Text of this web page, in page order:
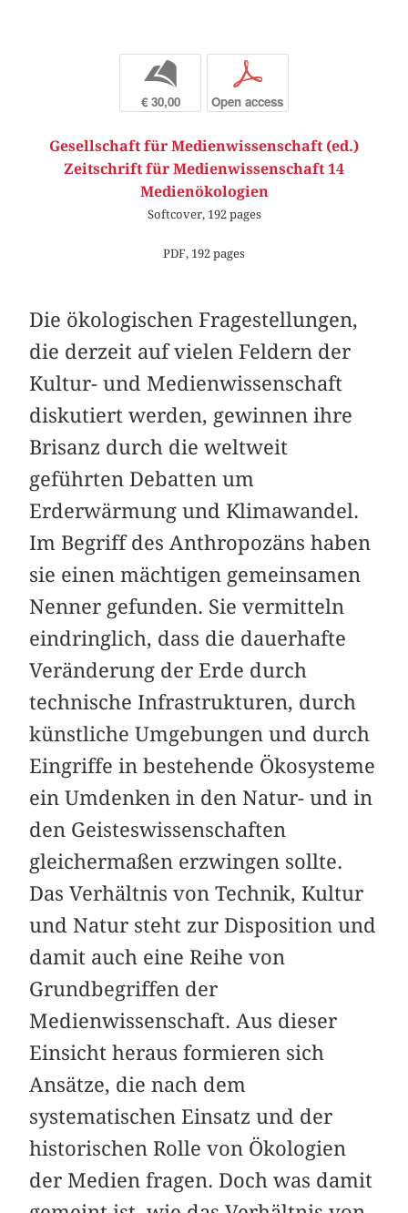
b
€ 30,00
p
Open access
Gesellschaft für Medienwissenschaft (ed.)
Zeitschrift für Medienwissenschaft 14
Medienökologien
Softcover, 192 pages
PDF, 192 pages
Die ökologischen Fragestellungen,
die derzeit auf vielen Feldern der
Kultur- und Medienwissenschaft
diskutiert werden, gewinnen ihre
Brisanz durch die weltweit
geführten Debatten um
Erderwärmung und Klimawandel.
Im Begriff des Anthropozäns haben
sie einen mächtigen gemeinsamen
Nenner gefunden. Sie vermitteln
eindringlich, dass die dauerhafte
Veränderung der Erde durch
technische Infrastrukturen, durch
künstliche Umgebungen und durch
Eingriffe in bestehende Ökosysteme
ein Umdenken in den Natur- und in
den Geisteswissenschaften
gleichermaßen erzwingen sollte.
Das Verhältnis von Technik, Kultur
und Natur steht zur Disposition und
damit auch eine Reihe von
Grundbegriffen der
Medienwissenschaft. Aus dieser
Einsicht heraus formieren sich
Ansätze, die nach dem
systematischen Einsatz und der
historischen Rolle von Ökologien
der Medien fragen. Doch was damit